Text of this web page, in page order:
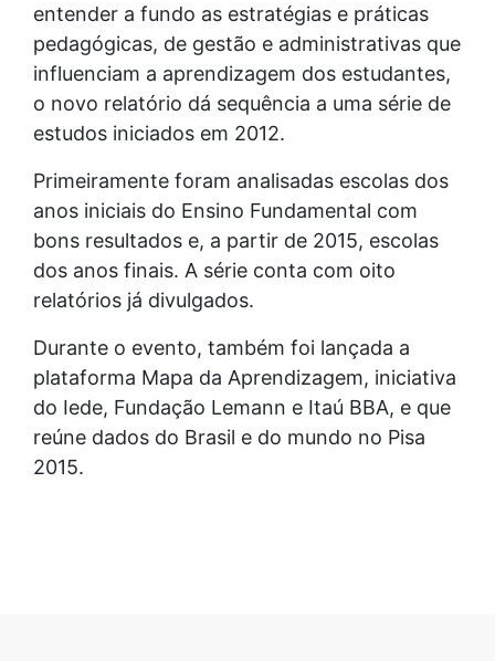
entender a fundo as estratégias e práticas
pedagógicas, de gestão e administrativas que
influenciam a aprendizagem dos estudantes,
o novo relatório dá sequência a uma série de
estudos iniciados em 2012.
Primeiramente foram analisadas escolas dos
anos iniciais do Ensino Fundamental com
bons resultados e, a partir de 2015, escolas
dos anos finais. A série conta com oito
relatórios já divulgados.
Durante o evento, também foi lançada a
plataforma Mapa da Aprendizagem, iniciativa
do Iede, Fundação Lemann e Itaú BBA, e que
reúne dados do Brasil e do mundo no Pisa
2015.